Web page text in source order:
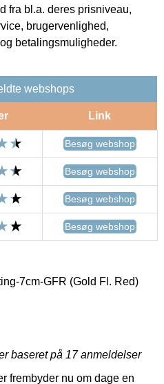
fra bl.a. deres prisniveau,
brugervenlighed,
betalingsmuligheder.
webshops
Link
Besøg webshop
Besøg webshop
Besøg webshop
Besøg webshop
7cm-GFR (Gold Fl. Red)
baseret på 17anmeldelser
frembyder nu om dage en